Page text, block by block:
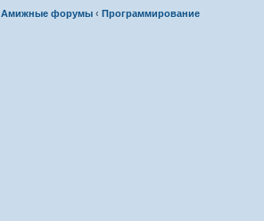
Амижные форумы ‹ Программирование